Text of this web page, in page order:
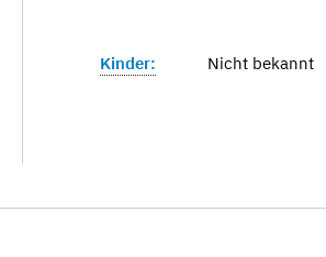
Kinder: Nicht bekannt